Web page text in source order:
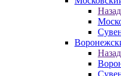
Назад
Назад